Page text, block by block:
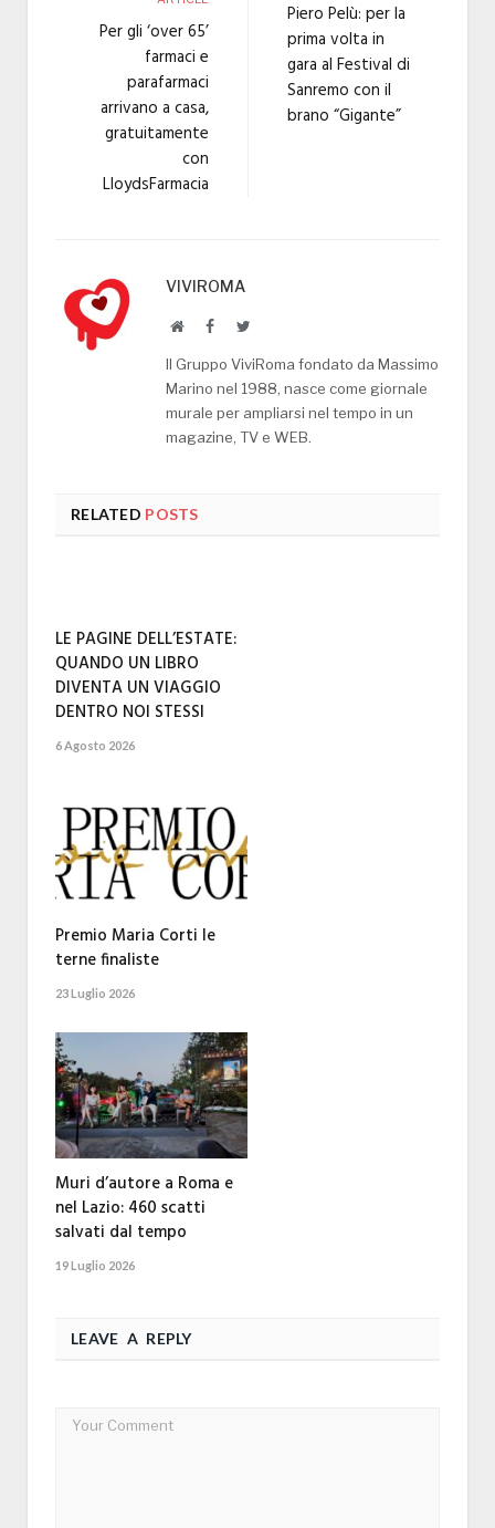
Per gli ‘over 65’
farmaci e
parafarmaci
arrivano a casa,
gratuitamente
con
LloydsFarmacia
Piero Pelù: per la
prima volta in
gara al Festival di
Sanremo con il
brano “Gigante”
VIVIROMA
WebsiteFacebookTwitter
Il Gruppo ViviRoma fondato da Massimo
Marino nel 1988, nasce come giornale
murale per ampliarsi nel tempo in un
magazine, TV e WEB.
RELATED POSTS
LE PAGINE DELL’ESTATE:
QUANDO UN LIBRO
DIVENTA UN VIAGGIO
DENTRO NOI STESSI
6 Agosto 2026
Premio Maria Corti le
terne finaliste
23 Luglio 2026
Muri d’autore a Roma e
nel Lazio: 460 scatti
salvati dal tempo
19 Luglio 2026
LEAVE A REPLY